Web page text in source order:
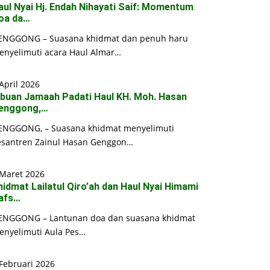
Nyai Hj. Endah Nihayati Saif: Momentum
da…
– Suasana khidmat dan penuh haru
acara Haul Almar…
2026
Jamaah Padati Haul KH. Moh. Hasan
– Suasana khidmat menyelimuti
Zainul Hasan Genggon…
2026
Lailatul Qiro’ah dan Haul Nyai Himami
– Lantunan doa dan suasana khidmat
Aula Pes…
2026